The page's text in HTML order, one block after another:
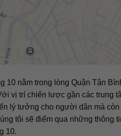
10 nằm trong lòng Quận Tân
vị trí chiến lược gần các trung
lý tưởng cho người dân mà
tôi sẽ điểm qua những thông
10.